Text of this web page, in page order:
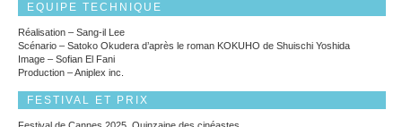
EQUIPE TECHNIQUE
Réalisation – Sang-il Lee
Scénario – Satoko Okudera d’après le roman KOKUHO de Shuischi Yoshida
Image – Sofian El Fani
Production – Aniplex inc.
FESTIVAL ET PRIX